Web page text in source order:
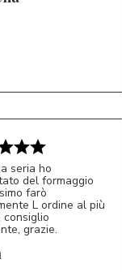
seria ho
del formaggio
farò
L ordine al più
consiglio
grazie.